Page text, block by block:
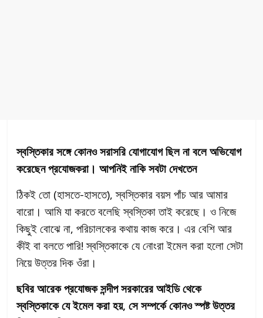
স্বস্তিকার সঙ্গে কোনও সরাসরি যোগাযোগ ছিল না বলে অভিযোগ
করেছেন প্রযোজকরা। আপনিই নাকি সবটা দেখতেন
ঠিকই তো (হাসতে-হাসতে), স্বস্তিকার বয়স পাঁচ আর আমার
বারো। আমি যা করতে বলেছি স্বস্তিকা তাই করেছে। ও নিজে
কিছুই বোঝে না, পরিচালকের কথায় কাজ করে। এর বেশি আর
কীই বা বলতে পারি! স্বস্তিকাকে যে নোংরা ইমেল করা হলো সেটা
নিয়ে উত্তর দিক ওঁরা।
ছবির আরেক প্রযোজক সন্দীপ সরকারের আইডি থেকে
স্বস্তিকাকে যে ইমেল করা হয়, সে সম্পর্কে কোনও স্পষ্ট উত্তর